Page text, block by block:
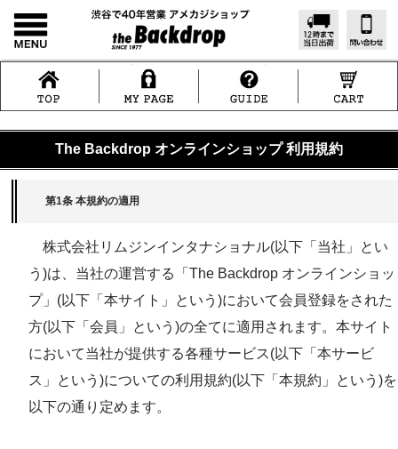
The Backdrop オンラインショップ 利用規約
第1条 本規約の適用
株式会社リムジンインタナショナル(以下「当社」とい
う)は、当社の運営する「The Backdrop オンラインショッ
プ」(以下「本サイト」という)において会員登録をされた
方(以下「会員」という)の全てに適用されます。本サイト
において当社が提供する各種サービス(以下「本サービ
ス」という)についての利用規約(以下「本規約」という)を
以下の通り定めます。